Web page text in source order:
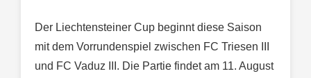
Der Liechtensteiner Cup beginnt diese Saison
mit dem Vorrundenspiel zwischen FC Triesen III
und FC Vaduz III. Die Partie findet am 11. August